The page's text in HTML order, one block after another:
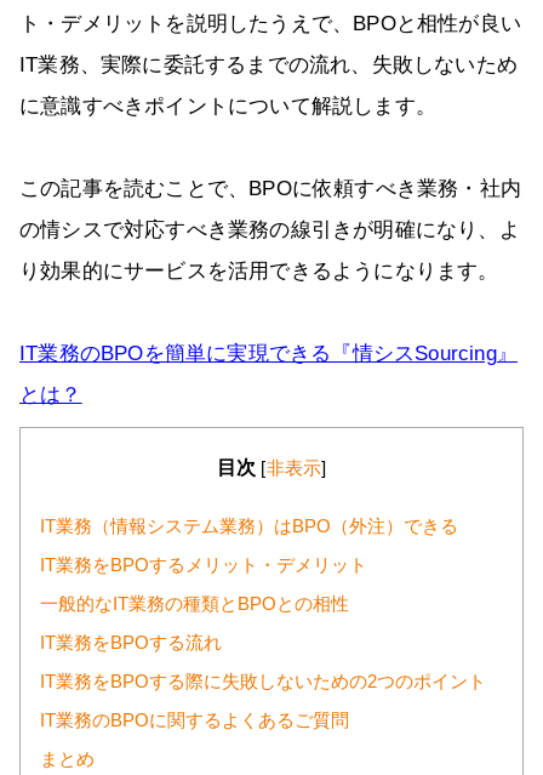
ト・デメリットを説明したうえで、BPOと相性が良い
IT業務、実際に委託するまでの流れ、失敗しないため
に意識すべきポイントについて解説します。
この記事を読むことで、BPOに依頼すべき業務・社内
の情シスで対応すべき業務の線引きが明確になり、よ
り効果的にサービスを活用できるようになります。
IT業務のBPOを簡単に実現できる『情シスSourcing』
とは？
目次 [非表示]
IT業務（情報システム業務）はBPO（外注）できる
IT業務をBPOするメリット・デメリット
一般的なIT業務の種類とBPOとの相性
IT業務をBPOする流れ
IT業務をBPOする際に失敗しないための2つのポイント
IT業務のBPOに関するよくあるご質問
まとめ